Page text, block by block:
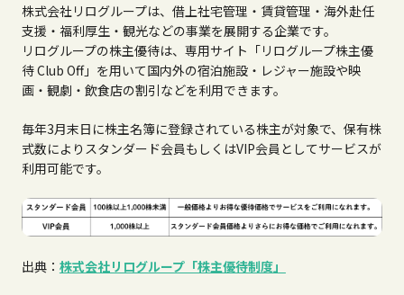
株式会社リログループは、借上社宅管理・賃貸管理・海外赴任
支援・福利厚生・観光などの事業を展開する企業です。
リログループの株主優待は、専用サイト「リログループ株主優
待 Club Off」を用いて国内外の宿泊施設・レジャー施設や映
画・観劇・飲食店の割引などを利用できます。
毎年3月末日に株主名簿に登録されている株主が対象で、保有株
式数によりスタンダード会員もしくはVIP会員としてサービスが
利用可能です。
出典： 株式会社リログループ「株主優待制度」